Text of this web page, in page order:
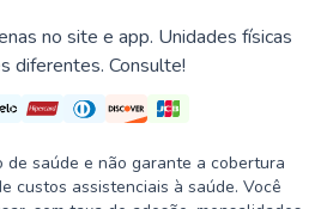
no site e app. Unidades físicas
diferentes. Consulte!
de saúde e não garante a cobertura
custos assistenciais à saúde. Você